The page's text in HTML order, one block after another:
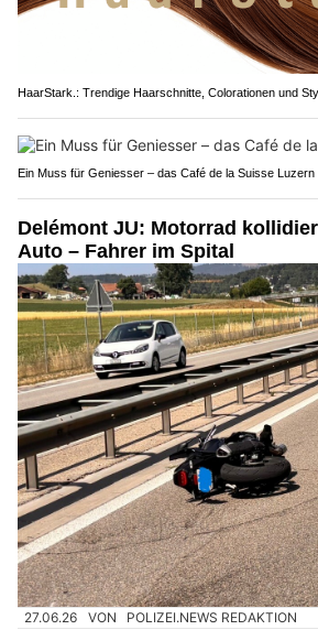
HaarStark.: Trendige Haarschnitte, Colorationen und
Ein Muss für Geniesser – das Café de la Suisse Luzern
Delémont JU: Motorrad
Auto – Fahrer im Spital
27.06.26 VON POLIZEI.NEWS REDAKTION